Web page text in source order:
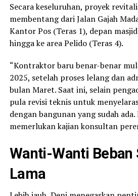
Secara keseluruhan, proyek
membentang dari Jalan Gajah
Kantor Pos (Teras 1), depan
hingga ke area Pelido (Teras 4).
“Kontraktor baru benar-benar
2025, setelah proses lelang dan
bulan Maret. Saat ini, selain
pula revisi teknis untuk
dengan bangunan yang sudah
memerlukan kajian konsultan
Wanti-Wanti
Lama